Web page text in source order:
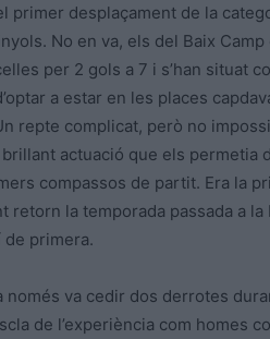
primer desplaçament de la
No en va, els del Baix
per 2 gols a 7 i s’han situat
a estar en les places
repte complicat, però no
actuació que els permetia
compassos de partit. Era la
la temporada passada a la
primera.
només va cedir dos derrotes
de l’experiència com homes